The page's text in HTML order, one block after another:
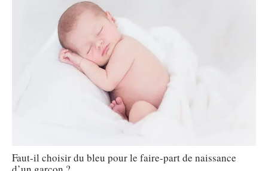
Faut-il choisir du bleu pour le faire-part de naissance